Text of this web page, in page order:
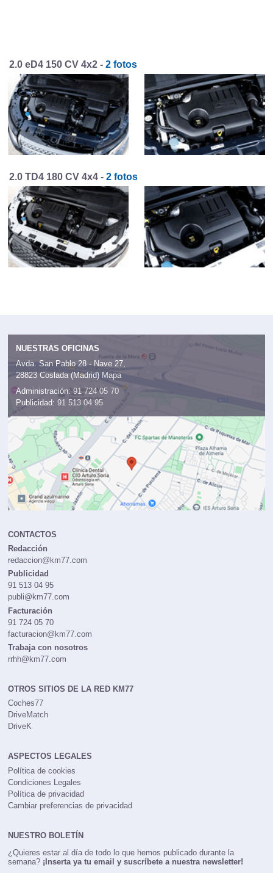
2.0 eD4 150 CV 4x2 - 2 fotos
2.0 TD4 180 CV 4x4 - 2 fotos
NUESTRAS OFICINAS
Avda. San Pablo 28 - Nave 27,
28823 Coslada (Madrid) Mapa
Administración: 91 724 05 70
Publicidad: 91 513 04 95
CONTACTOS
Redacción
redaccion@km77.com
Publicidad
91 513 04 95
publi@km77.com
Facturación
91 724 05 70
facturacion@km77.com
Trabaja con nosotros
rrhh@km77.com
OTROS SITIOS DE LA RED KM77
Coches77
DriveMatch
DriveK
ASPECTOS LEGALES
Política de cookies
Condiciones Legales
Política de privacidad
Cambiar preferencias de privacidad
NUESTRO BOLETÍN
¿Quieres estar al día de todo lo que hemos publicado durante la
semana? ¡Inserta ya tu email y suscríbete a nuestra newsletter!